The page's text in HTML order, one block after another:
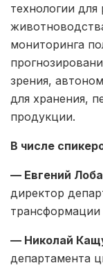
технологии для
мониторинга
зрения,
для хранения,
продукции.
В числе
— Евгений
директор
трансформации
— Николай
департамента